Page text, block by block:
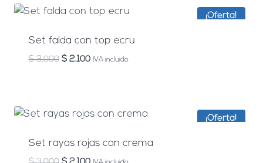
¡Oferta!
Set falda con top ecru
$3,000 El
$ 3,000.
$2,100El
$ 2,100.
IVA incluido
¡Oferta!
Set rayas rojas con crema